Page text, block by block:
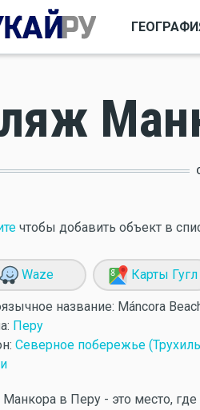
чтобы добавить объект в
Waze Карты Гугл
название: Máncora
Перу
Северное побережье
в Перу - это место,